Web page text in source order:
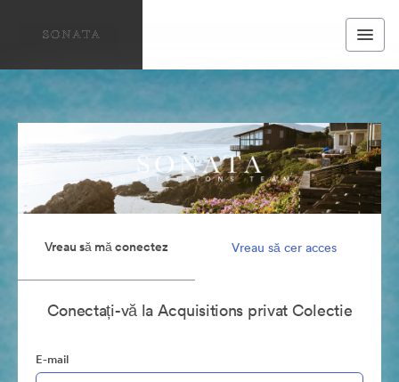
Vreau să mă conectez Vreau să cer acces
Conectați-vă la Acquisitions privat Colectie
E-mail